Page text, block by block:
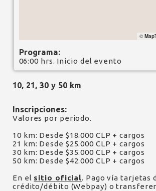
©
Programa:
06:00 hrs. Inicio del evento
10, 21, 30 y 50 km
Inscripciones:
Valores por periodo.
10 km: Desde $18.000 CLP + cargos
21 km: Desde $25.000 CLP + cargos
30 km: Desde $35.000 CLP + cargos
50 km: Desde $42.000 CLP + cargos
En el sitio oficial. Pago vía tarjetas
crédito/débito (Webpay) o